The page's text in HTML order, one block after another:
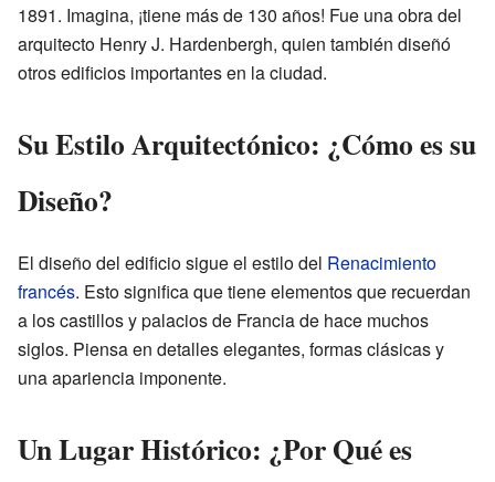
1891. Imagina, ¡tiene más de 130 años! Fue una obra del
arquitecto Henry J. Hardenbergh, quien también diseñó
otros edificios importantes en la ciudad.
Su Estilo Arquitectónico: ¿Cómo es su
Diseño?
El diseño del edificio sigue el estilo del Renacimiento
francés. Esto significa que tiene elementos que recuerdan
a los castillos y palacios de Francia de hace muchos
siglos. Piensa en detalles elegantes, formas clásicas y
una apariencia imponente.
Un Lugar Histórico: ¿Por Qué es